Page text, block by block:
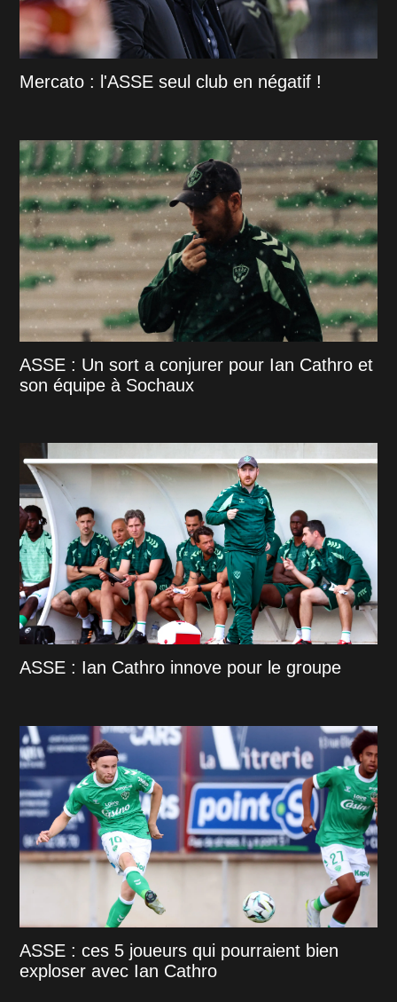
Mercato : l'ASSE seul club en négatif !
ASSE : Un sort a conjurer pour Ian Cathro et
son équipe à Sochaux
ASSE : Ian Cathro innove pour le groupe
ASSE : ces 5 joueurs qui pourraient bien
exploser avec Ian Cathro